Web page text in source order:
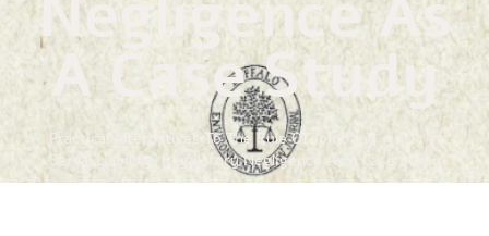
A Case Study
דף הבית »
Practical Alternatives To The Rule Of Joint and
Serval Liability: Regulatory Negligence As A Case Study